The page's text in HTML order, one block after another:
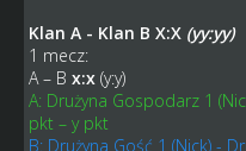
Klan A - Klan B X:X (yy:yy)
1 mecz:
A – B x:x(y:y)
A: Drużyna Gospodarz 1
pkt – y pkt
B: Drużyna Gość 1 (Nick) -